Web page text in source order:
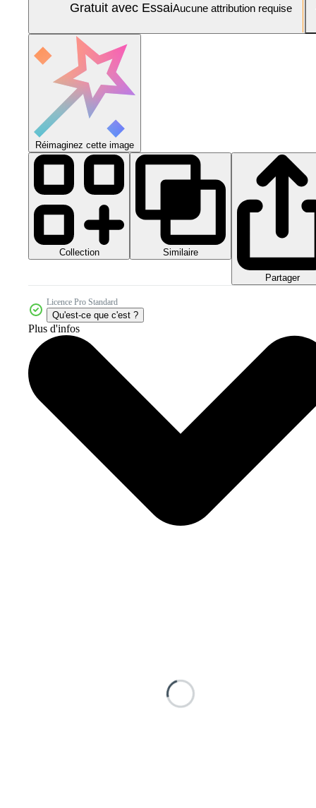
Gratuit avec EssaiAucune attribution requise
Réimaginez cette image
Collection Similaire
Partager
Licence Pro Standard
Qu'est-ce que c'est ?
Plus d'infos